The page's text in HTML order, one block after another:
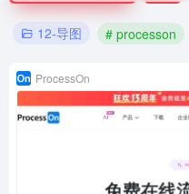
12-导图 # processon
ProcessOn